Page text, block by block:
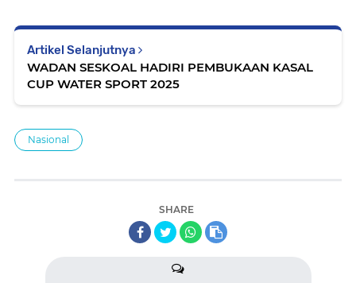
Artikel Selanjutnya
WADAN SESKOAL HADIRI PEMBUKAAN KASAL
CUP WATER SPORT 2025
Nasional
SHARE